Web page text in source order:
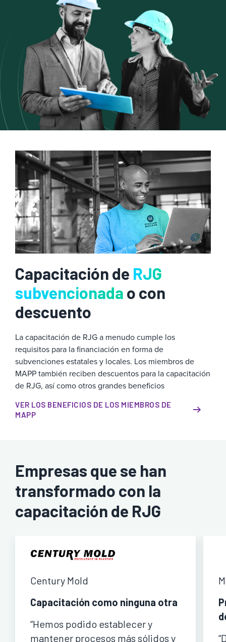
Capacitación de RJG
subvencionada o con
descuento
La capacitación de RJG a menudo cumple los
requisitos para la financiación en forma de
subvenciones estatales y locales. Los miembros de
MAPP también reciben descuentos para la capacitación
de RJG, así como otros grandes beneficios
VER LOS BENEFICIOS DE LOS MIEMBROS DE
MAPP
Empresas que se han
transformado con la
capacitación de RJG
Century Mold
Capacitación como ninguna otra
“Hemos podido establecer y
mantener procesos más sólidos y